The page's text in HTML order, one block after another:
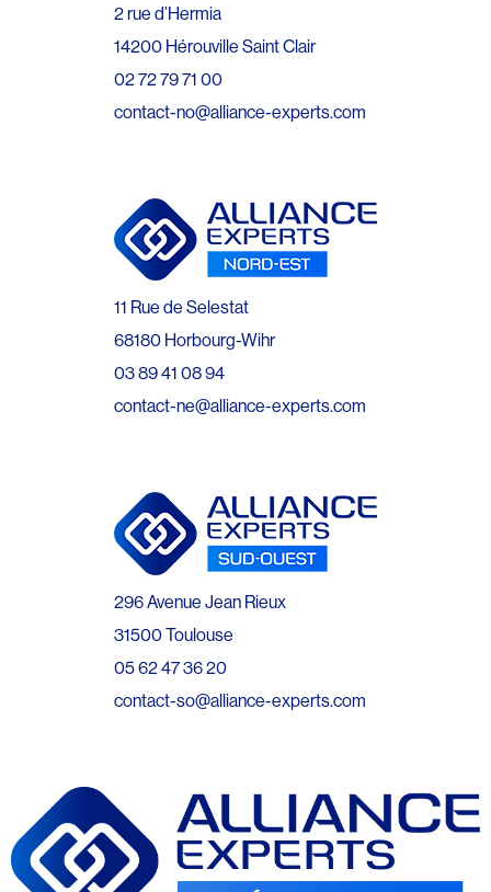
2 rue d’Hermia
14200 Hérouville Saint Clair
02 72 79 71 00
contact-no@alliance-experts.com
11 Rue de Selestat
68180 Horbourg-Wihr
03 89 41 08 94
contact-ne@alliance-experts.com
296 Avenue Jean Rieux
31500 Toulouse
05 62 47 36 20
contact-so@alliance-experts.com